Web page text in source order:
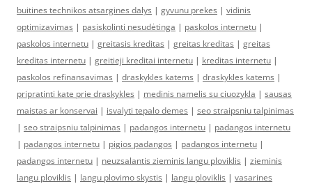
buitines technikos atsargines dalys | gyvunu prekes | vidinis
optimizavimas | pasiskolinti nesudėtinga | paskolos internetu |
paskolos internetu | greitasis kreditas | greitas kreditas | greitas
kreditas internetu | greitieji kreditai internetu | kreditas internetu |
paskolos refinansavimas | draskykles katems | draskykles katems |
pripratinti kate prie draskykles | medinis namelis su ciuozykla | sausas
maistas ar konservai | isvalyti tepalo demes | seo straipsniu talpinimas
| seo straipsniu talpinimas | padangos internetu | padangos internetu
| padangos internetu | pigios padangos | padangos internetu |
padangos internetu | neuzsalantis zieminis langu ploviklis | zieminis
langu ploviklis | langu plovimo skystis | langu ploviklis | vasarines